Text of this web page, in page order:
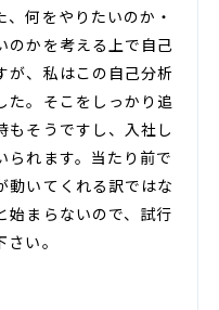
何をやりたいのか・
のかを考える上で自己
が、私はこの自己分析
た。そこをしっかり追
もそうですし、入社し
られます。当たり前で
動いてくれる訳ではな
始まらないので、試行
い。